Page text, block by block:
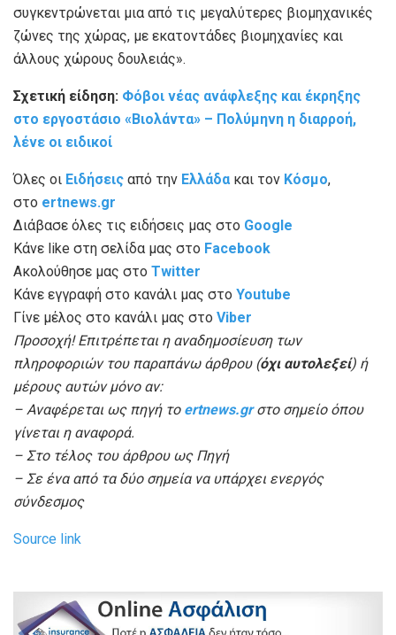
συγκεντρώνεται μια από τις μεγαλύτερες βιομηχανικές
ζώνες της χώρας, με εκατοντάδες βιομηχανίες και
άλλους χώρους δουλειάς».
Σχετική είδηση: Φόβοι νέας ανάφλεξης και έκρηξης
στο εργοστάσιο «Βιολάντα» – Πολύμηνη η διαρροή,
λένε οι ειδικοί
Όλες οι Ειδήσεις από την Ελλάδα και τον Κόσμο,
στο ertnews.gr
Διάβασε όλες τις ειδήσεις μας στο Google
Κάνε like στη σελίδα μας στο Facebook
Ακολούθησε μας στο Twitter
Κάνε εγγραφή στο κανάλι μας στο Youtube
Γίνε μέλος στο κανάλι μας στο Viber
Προσοχή! Επιτρέπεται η αναδημοσίευση των
πληροφοριών του παραπάνω άρθρου (όχι αυτολεξεί) ή
μέρους αυτών μόνο αν:
– Αναφέρεται ως πηγή το ertnews.gr στο σημείο όπου
γίνεται η αναφορά.
– Στο τέλος του άρθρου ως Πηγή
– Σε ένα από τα δύο σημεία να υπάρχει ενεργός
σύνδεσμος
Source link